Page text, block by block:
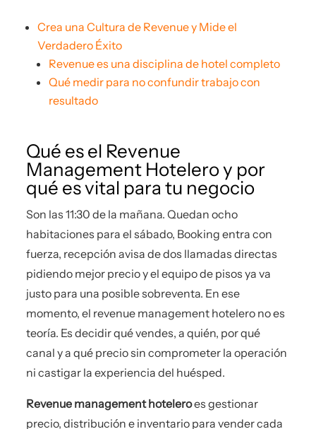
Crea una Cultura de Revenue y Mide el
Verdadero Éxito
Revenue es una disciplina de hotel completo
Qué medir para no confundir trabajo con
resultado
Qué es el Revenue
Management Hotelero y por
qué es vital para tu negocio
Son las 11:30 de la mañana. Quedan ocho
habitaciones para el sábado, Booking entra con
fuerza, recepción avisa de dos llamadas directas
pidiendo mejor precio y el equipo de pisos ya va
justo para una posible sobreventa. En ese
momento, el revenue management hotelero no es
teoría. Es decidir qué vendes, a quién, por qué
canal y a qué precio sin comprometer la operación
ni castigar la experiencia del huésped.
Revenue management hoteleroes gestionar
precio, distribución e inventario para vender cada